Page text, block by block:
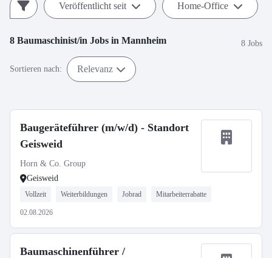
Veröffentlicht seit Home-Office
8 Baumaschinist/in Jobs in Mannheim 8 Jobs
Sortieren nach: Relevanz
Baugeräteführer (m/w/d) - Standort
Geisweid
Horn & Co. Group
Geisweid
Vollzeit Weiterbildungen Jobrad Mitarbeiterrabatte
02.08.2026
Baumaschinenführer /